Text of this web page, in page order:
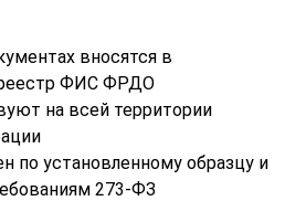
вносятся в
ФИС ФРДО
на всей территории
по установленному образцу и
273-ФЗ